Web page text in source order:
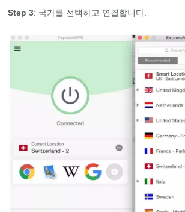
Step 3: 국가를 선택하고 연결합니다.